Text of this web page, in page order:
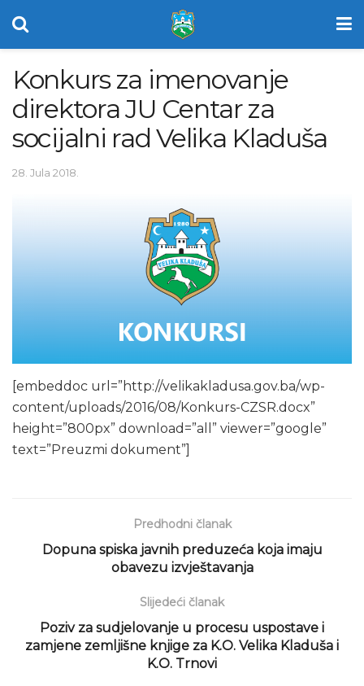
Konkurs za imenovanje
direktora JU Centar za
socijalni rad Velika Kladuša
28. Jula 2018.
[embeddoc url=”http://velikakladusa.gov.ba/wp-
content/uploads/2016/08/Konkurs-CZSR.docx”
height=”800px” download=”all” viewer=”google”
text=”Preuzmi dokument”]
Predhodni članak
Dopuna spiska javnih preduzeća koja imaju
obavezu izvještavanja
Slijedeći članak
Poziv za sudjelovanje u procesu uspostave i
zamjene zemljišne knjige za K.O. Velika Kladuša i
K.O. Trnovi